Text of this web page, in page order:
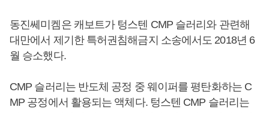
동진쎄미켐은 캐보트가 텅스텐 CMP 슬러리와 관련해
대만에서 제기한 특허권침해금지 소송에서도 2018년 6
월 승소했다.
CMP 슬러리는 반도체 공정 중 웨이퍼를 평탄화하는 C
MP 공정에서 활용되는 액체다. 텅스텐 CMP 슬러리는